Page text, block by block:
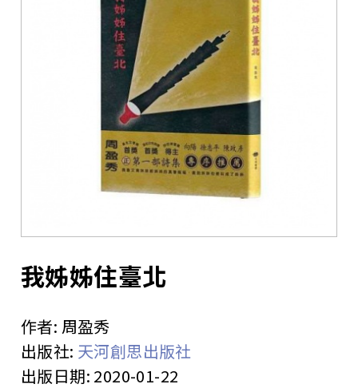
我姊姊住臺北
作者: 周盈秀
出版社: 天河創思出版社
出版日期: 2020-01-22